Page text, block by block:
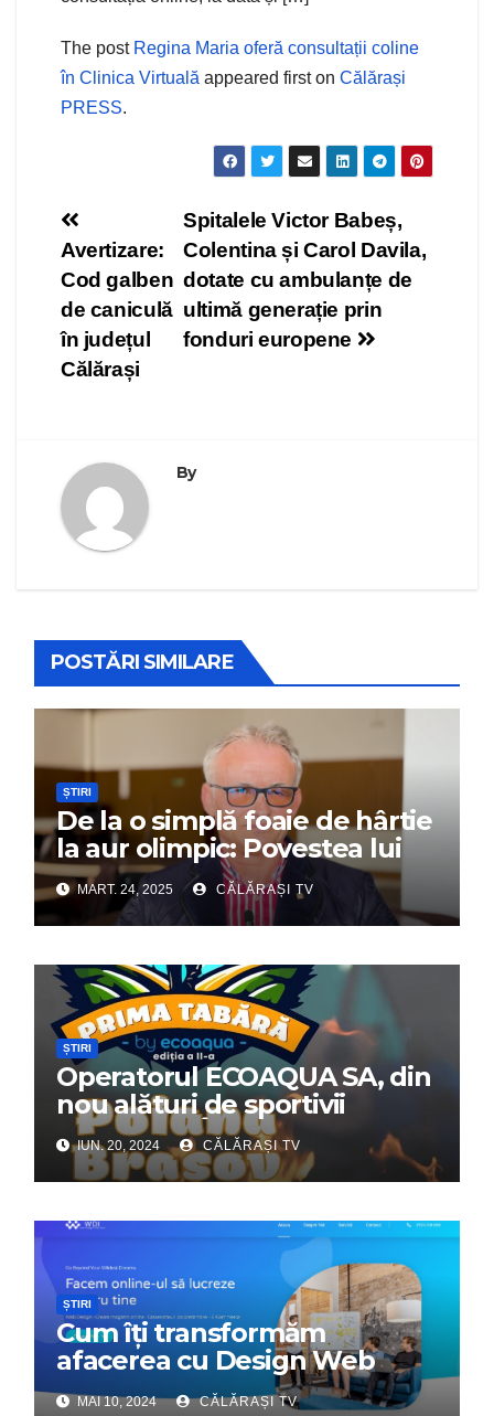
The post Regina Maria oferă consultații coline
în Clinica Virtuală appeared first on Călărași
PRESS.
Navigare
în
articole
Spitalele Victor Babeș,
Colentina și Carol Davila,
dotate cu ambulanțe de
ultimă generație prin
fonduri europene
Avertizare:
Cod galben
de caniculă
în județul
Călărași
By
POSTĂRI SIMILARE
ȘTIRI
De la o simplă foaie de hârtie
la aur olimpic: Povestea lui
Dumitru Chirilă
MART. 24, 2025 CĂLĂRAȘI TV
ȘTIRI
Operatorul ECOAQUA SA, din
nou alături de sportivii
călărășeni. Începe „Prima
Tabără”!
IUN. 20, 2024 CĂLĂRAȘI TV
ȘTIRI
Cum îți transformăm
afacerea cu Design Web
Interactiv – Partenerul tău
MAI 10, 2024 CĂLĂRAȘI TV